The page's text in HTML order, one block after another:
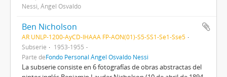
Nessi, Ángel Osvaldo
Ben Nicholson
AR UNLP-1200-AyCD-IHAAA FP-AON(01)-S5-SS1-Se1-Sse5
Subserie
1953-1955
Parte deFondo Personal Ángel Osvaldo Nessi
La subserie consiste en 6 fotografías de obras abstractas del